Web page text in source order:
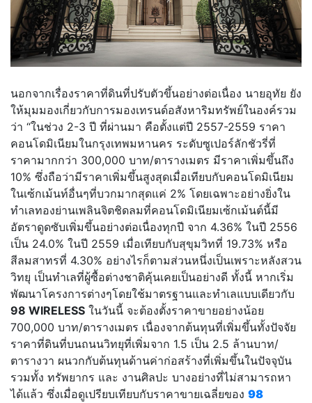
นอกจากเรื่องราคาที่ดินที่ปรับตัวขึ้นอย่างต่อเนื่อง นายอุทัย ยัง
ให้มุมมองเกี่ยวกับการมองเทรนด์อสังหาริมทรัพย์ในองค์รวม
ว่า “ในช่วง 2-3 ปี ที่ผ่านมา คือตั้งแต่ปี 2557-2559 ราคา
คอนโดมิเนียมในกรุงเทพมหานคร ระดับซูเปอร์ลักชัวรี่ที่
ราคามากกว่า 300,000 บาท/ตารางเมตร มีราคาเพิ่มขึ้นถึง
10% ซึ่งถือว่ามีราคาเพิ่มขึ้นสูงสุดเมื่อเทียบกับคอนโดมิเนียม
ในเซ้กเม้นท์อื่นๆที่บวกมากสุดแค่ 2% โดยเฉพาะอย่างยิ่งใน
ทำเลทองย่านเพลินจิตชิดลมที่คอนโดมิเนียมเซ้กเม้นต์นี้มี
อัตราดูดซับเพิ่มขึ้นอย่างต่อเนื่องทุกปี จาก 4.36% ในปี 2556
เป็น 24.0% ในปี 2559 เมื่อเทียบกับสุขุมวิทที่ 19.73% หรือ
สีลมสาทรที่ 4.30% อย่างไรก็ตามส่วนหนึ่งเป็นเพราะหลังสวน
วิทยุ เป็นทำเลที่ผู้ซื้อต่างชาติคุ้นเคยเป็นอย่างดี ทั้งนี้ หากเริ่ม
พัฒนาโครงการต่างๆโดยใช้มาตรฐานและทำเลแบบเดียวกับ
98 WIRELESS ในวันนี้ จะต้องตั้งราคาขายอย่างน้อย
700,000 บาท/ตารางเมตร เนื่องจากต้นทุนที่เพิ่มขึ้นทั้งปัจจัย
ราคาที่ดินที่บนถนนวิทยุที่เพิ่มจาก 1.5 เป็น 2.5 ล้านบาท/
ตารางวา ผนวกกับต้นทุนด้านค่าก่อสร้างที่เพิ่มขึ้นในปัจจุบัน
รวมทั้ง ทรัพยากร และ งานศิลปะ บางอย่างที่ไม่สามารถหา
ได้แล้ว ซึ่งเมื่อดูเปรียบเทียบกับราคาขายเฉลี่ยของ 98